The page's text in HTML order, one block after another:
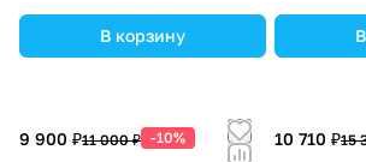
В корзину
9 900 ₽11 000 ₽ -10% 10 710 ₽15